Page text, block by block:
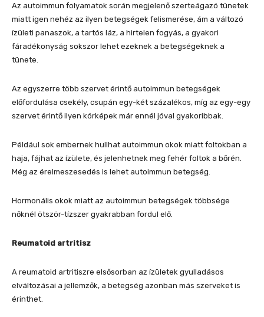
Az autoimmun folyamatok során megjelenő szerteágazó tünetek
miatt igen nehéz az ilyen betegségek felismerése, ám a változó
ízületi panaszok, a tartós láz, a hirtelen fogyás, a gyakori
fáradékonyság sokszor lehet ezeknek a betegségeknek a
tünete.
Az egyszerre több szervet érintő autoimmun betegségek
előfordulása csekély, csupán egy-két százalékos, míg az egy-egy
szervet érintő ilyen kórképek már ennél jóval gyakoribbak.
Például sok embernek hullhat autoimmun okok miatt foltokban a
haja, fájhat az ízülete, és jelenhetnek meg fehér foltok a bőrén.
Még az érelmeszesedés is lehet autoimmun betegség.
Hormonális okok miatt az autoimmun betegségek többsége
nőknél ötször-tízszer gyakrabban fordul elő.
Reumatoid artritisz
A reumatoid artritiszre elsősorban az ízületek gyulladásos
elváltozásai a jellemzők, a betegség azonban más szerveket is
érinthet.